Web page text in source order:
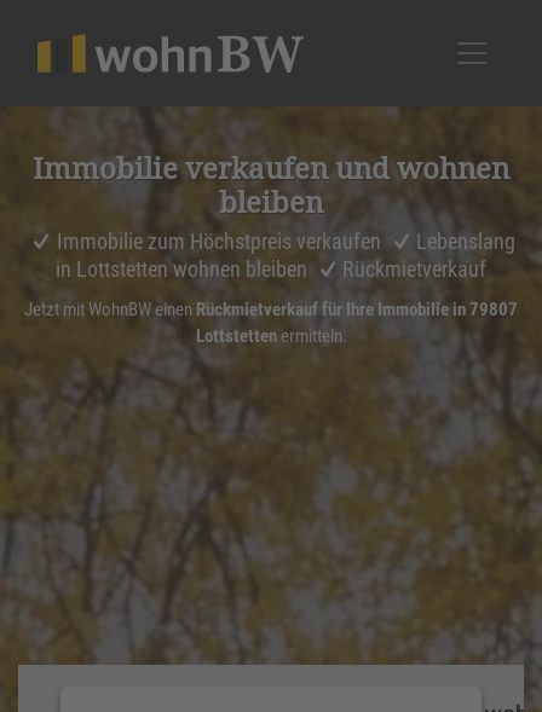
Immobilie verkaufen und wohnen
bleiben
Immobilie zum Höchstpreis verkaufen
Lebenslang
in Lottstetten wohnen bleiben
Rückmietverkauf
Jetzt mit WohnBW einen Rückmietverkauf für Ihre Immobilie in 79807
Lottstettenermitteln.